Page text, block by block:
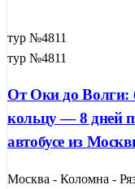
тур №4811
тур №4811
От Оки до Волги:
кольцу — 8 дней
автобусе из
Москва - Коломна -